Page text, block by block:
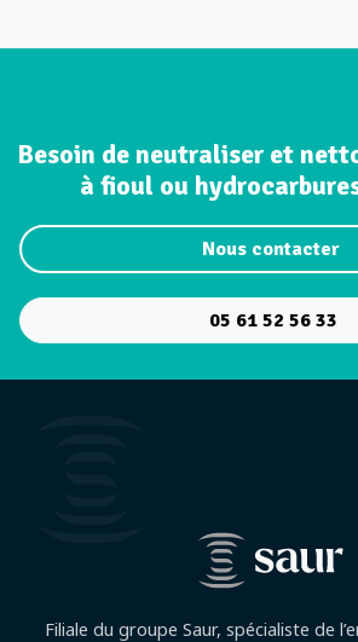
Besoin de neutraliser et
à fioul ou
Nous contacter
05 61 52 56 33
Filiale du groupe Saur, spécialiste de